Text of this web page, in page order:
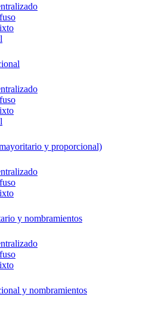
y proporcional)
y nombramientos
y nombramientos